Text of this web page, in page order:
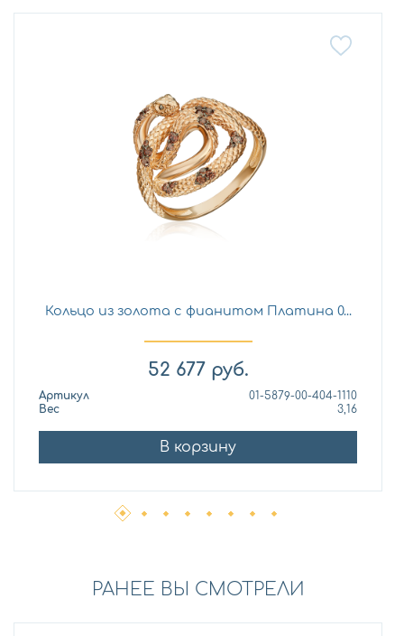
Кольцо из золота с фианитом Платина 0...
52 677 руб.
Артикул
01-5879-00-404-1110
Вес
3,16
В корзину
РАНЕЕ ВЫ СМОТРЕЛИ